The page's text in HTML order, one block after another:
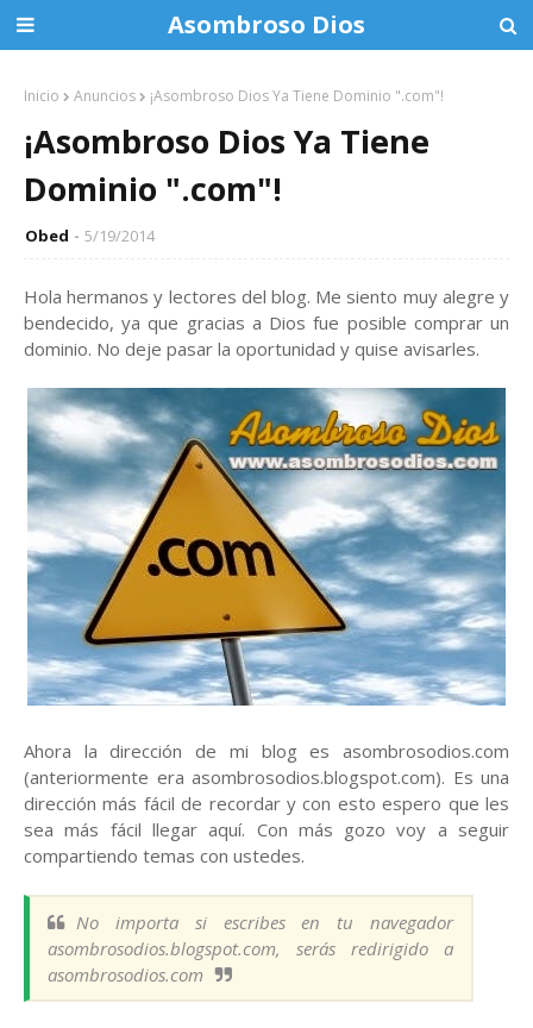
Asombroso Dios
Inicio Anuncios ¡Asombroso Dios Ya Tiene Dominio ".com"!
¡Asombroso Dios Ya Tiene
Dominio ".com"!
Obed 5/19/2014
Hola hermanos y lectores del blog. Me siento muy alegre y
bendecido, ya que gracias a Dios fue posible comprar un
dominio. No deje pasar la oportunidad y quise avisarles.
Ahora la dirección de mi blog es asombrosodios.com
(anteriormente era asombrosodios.blogspot.com). Es una
dirección más fácil de recordar y con esto espero que les
sea más fácil llegar aquí. Con más gozo voy a seguir
compartiendo temas con ustedes.
No importa si escribes en tu navegador
asombrosodios.blogspot.com, serás redirigido a
asombrosodios.com